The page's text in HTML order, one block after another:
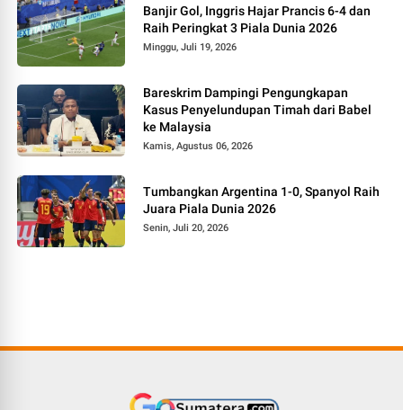
Banjir Gol, Inggris Hajar Prancis 6-4 dan
Raih Peringkat 3 Piala Dunia 2026
Minggu, Juli 19, 2026
Bareskrim Dampingi Pengungkapan
Kasus Penyelundupan Timah dari Babel
ke Malaysia
Kamis, Agustus 06, 2026
Tumbangkan Argentina 1-0, Spanyol Raih
Juara Piala Dunia 2026
Senin, Juli 20, 2026